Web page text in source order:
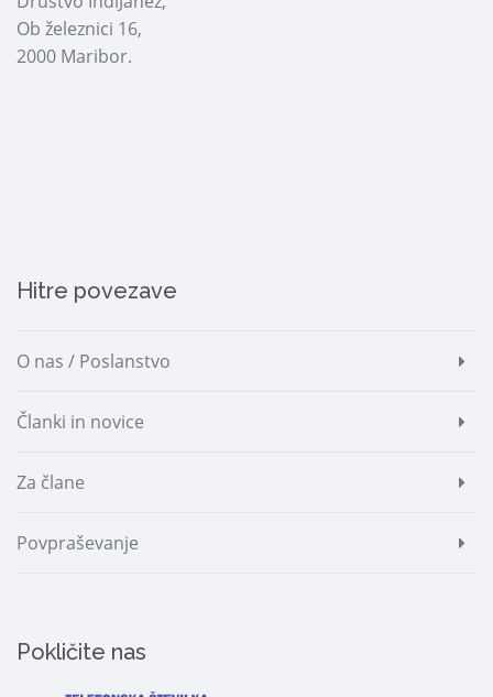
Ob železnici 16,
2000 Maribor.
Hitre povezave
O nas / Poslanstvo
Članki in novice
Za člane
Povpraševanje
Pokličite nas